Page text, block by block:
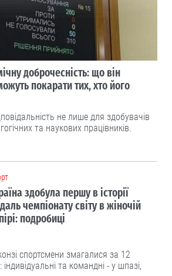
доброчесність: що він
покарати тих, хто його
не лише для здобувачів
та наукових працівників.
здобула першу в історії
чемпіонату світу в жіночій
подробиці
спортсмени змагалися за 12
та командні - у шпазі,